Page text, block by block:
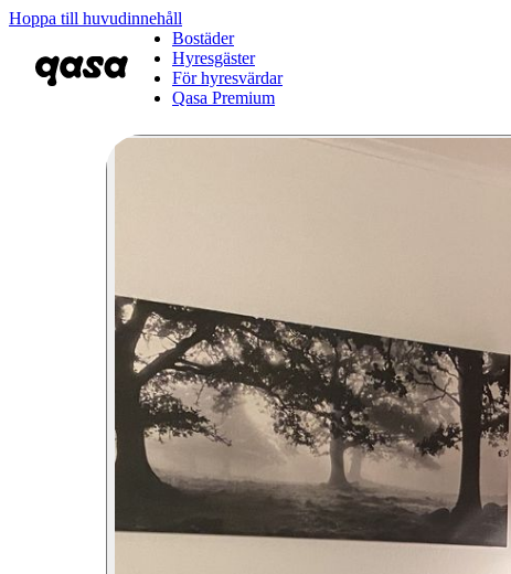
Hoppa till huvudinnehåll
Bostäder
Hyresgäster
För hyresvärdar
Qasa Premium